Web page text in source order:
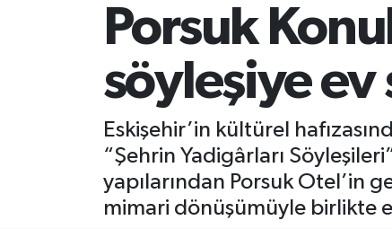
Porsuk
söyleşiye ev
Eskişehir’in kültürel
“Şehrin Yadigârları
yapılarından Porsuk Otel’in
mimari dönüşümüyle birlikte
Ekonomi
Eskişehir
Eskişehirspor
Tüm Manşetler
Son Dakika Haberleri
Haber Arşivi